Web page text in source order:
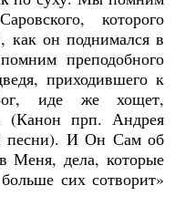
которого
как он поднимался в
преподобного
приходившего к
иде же хощет,
(Канон прп. Андрея
песни). И Он Сам об
Меня, дела, которые
сих сотворит»